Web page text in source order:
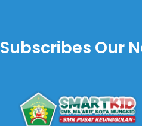
Subscribes Our